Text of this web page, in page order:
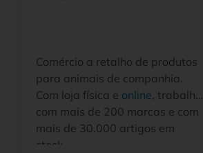
Comércio a retalho de produtos
para animais de companhia.
Com loja física e online, trabalha
com mais de 200 marcas e com
mais de 30.000 artigos em
stock.